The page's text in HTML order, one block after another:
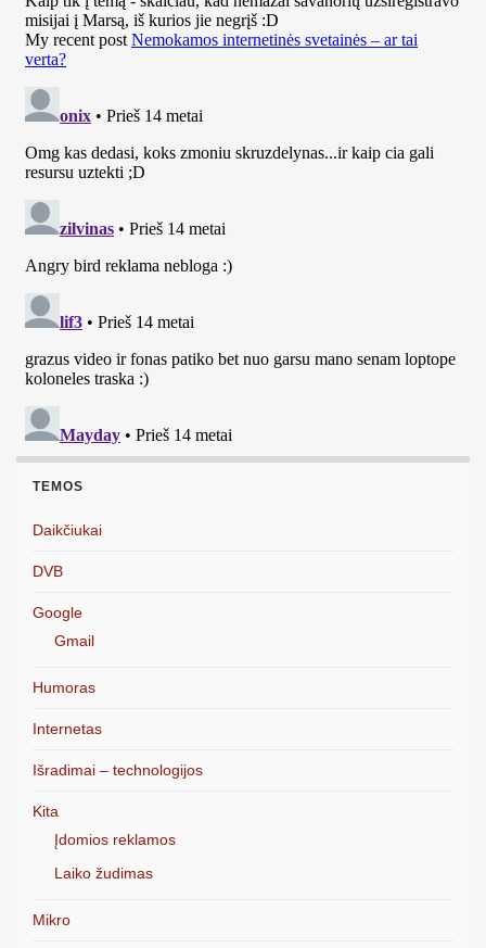
TEMOS
Daikčiukai
DVB
Google
Gmail
Humoras
Internetas
Išradimai – technologijos
Kita
Įdomios reklamos
Laiko žudimas
Mikro